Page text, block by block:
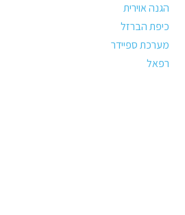
הגנה אוירית
כיפת הברזל
מערכת ספיידר
רפאל